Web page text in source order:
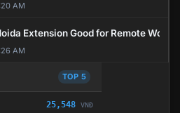
AM
Extension Good for Remote Work?
AM
TOP 5
25,548 VNĐ